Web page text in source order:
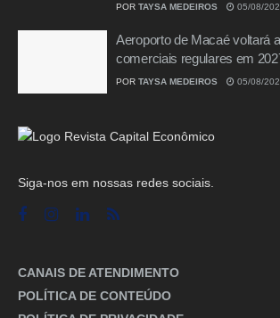
POR TAYSA MEDEIROS 05/08/
Aeroporto de Macaé voltará
comerciais regulares em
POR TAYSA MEDEIROS 05/08/
Siga-nos em nossas redes sociais.
CANAIS DE ATENDIMENTO
POLÍTICA DE CONTEÚDO